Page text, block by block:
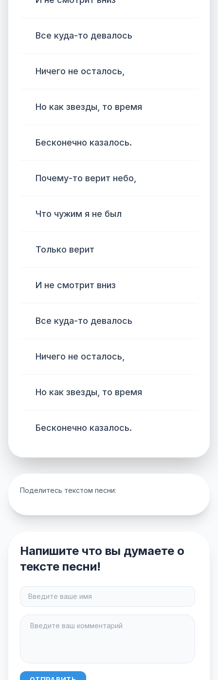
Все куда-то девалось
Ничего не осталось,
Но как звезды, то время
Бесконечно казалось.
Почему-то верит небо,
Что чужим я не был
Только верит
И не смотрит вниз
Все куда-то девалось
Ничего не осталось,
Но как звезды, то время
Бесконечно казалось.
Поделитесь текстом песни:
Напишите что вы думаете о
тексте песни!